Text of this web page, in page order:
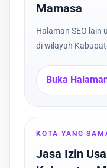
Mamasa
Halaman SEO lain
di wilayah
Buka
KOTA YANG
Jasa Izin